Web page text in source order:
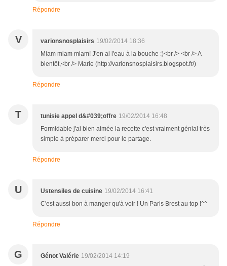
Répondre
V varionsnosplaisirs 19/02/2014 18:36
Miam miam miam! J'en ai l'eau à la bouche :)<br /> <br /> A
bientôt,<br /> Marie (http://varionsnosplaisirs.blogspot.fr/)
Répondre
T tunisie appel d&#039;offre 19/02/2014 16:48
Formidable j'ai bien aimée la recette c'est vraiment génial très
simple à préparer merci pour le partage.
Répondre
U Ustensiles de cuisine 19/02/2014 16:41
C'est aussi bon à manger qu'à voir ! Un Paris Brest au top !^^
Répondre
G Génot Valérie 19/02/2014 14:19